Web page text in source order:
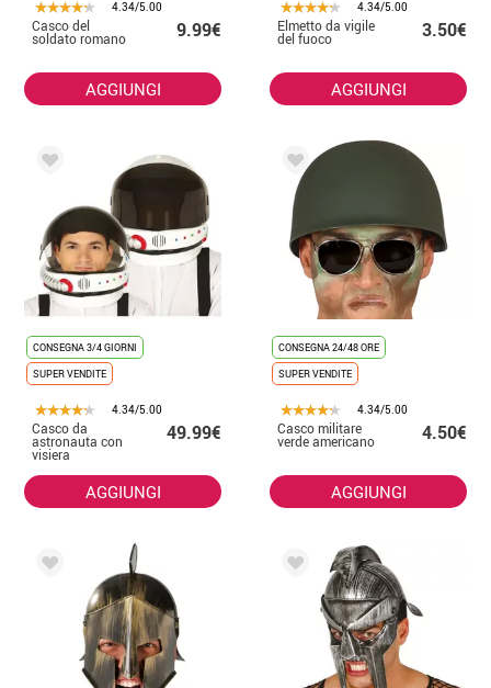
4.34/5.00
Casco del
soldato romano 9.99€
AGGIUNGI
4.34/5.00
Elmetto da vigile
del fuoco 3.50€
AGGIUNGI
CONSEGNA 3/4 GIORNI
SUPER VENDITE
4.34/5.00
Casco da
astronauta con
visiera
49.99€
AGGIUNGI
CONSEGNA 24/48 ORE
SUPER VENDITE
4.34/5.00
Casco militare
verde americano 4.50€
AGGIUNGI